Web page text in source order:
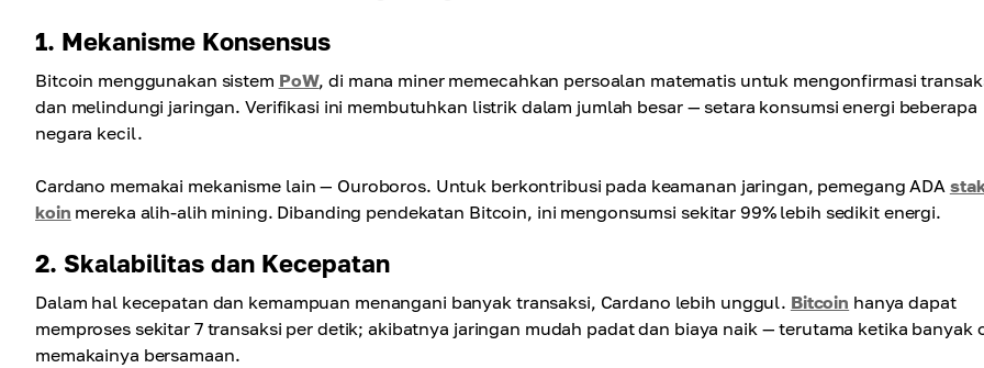
1. Mekanisme Konsensus
Bitcoin menggunakan sistem PoW, di mana miner memecahkan persoalan matematis untuk mengonfirmasi
dan melindungi jaringan. Verifikasi ini membutuhkan listrik dalam jumlah besar — setara konsumsi energi beberapa
negara kecil.
Cardano memakai mekanisme lain — Ouroboros. Untuk berkontribusi pada keamanan jaringan, pemegang ADA
koin mereka alih-alih mining. Dibanding pendekatan Bitcoin, ini mengonsumsi sekitar 99% lebih sedikit energi.
2. Skalabilitas dan Kecepatan
Dalam hal kecepatan dan kemampuan menangani banyak transaksi, Cardano lebih unggul. Bitcoin hanya dapat
memproses sekitar 7 transaksi per detik; akibatnya jaringan mudah padat dan biaya naik — terutama ketika banyak
memakainya bersamaan.